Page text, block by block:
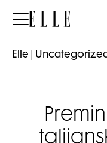
Elle
Elle